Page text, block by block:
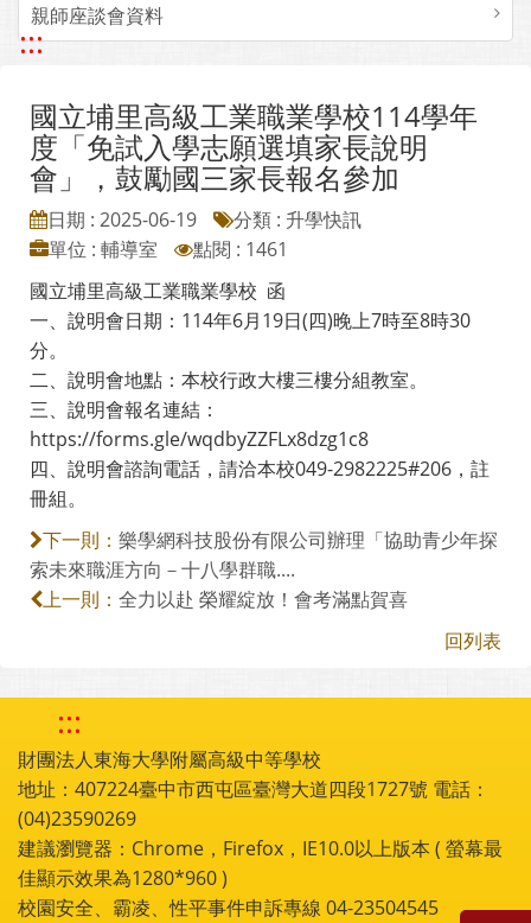
親師座談會資料
:::
國立埔里高級工業職業學校114學年
度「免試入學志願選填家長說明
會」，鼓勵國三家長報名參加
日期 : 2025-06-19
分類 : 升學快訊
單位 : 輔導室
點閱 : 1461
國立埔里高級工業職業學校 函
一、說明會日期：114年6月19日(四)晚上7時至8時30
分。
二、說明會地點：本校行政大樓三樓分組教室。
三、說明會報名連結：
https://forms.gle/wqdbyZZFLx8dzg1c8
四、說明會諮詢電話，請洽本校049-2982225#206，註
冊組。
下一則： 樂學網科技股份有限公司辦理「協助青少年探
索未來職涯方向－十八學群職....
上一則： 全力以赴 榮耀綻放！會考滿點賀喜
回列表
:::
財團法人東海大學附屬高級中等學校
地址：407224臺中市西屯區臺灣大道四段1727號 電話：
(04)23590269
建議瀏覽器：Chrome，Firefox，IE10.0以上版本 ( 螢幕最
佳顯示效果為1280*960 )
校園安全、霸凌、性平事件申訴專線 04-23504545